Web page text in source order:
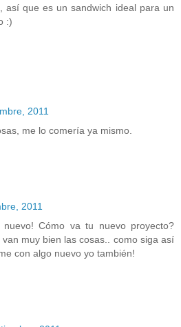
así que es un sandwich ideal para un
:)
2011
me lo comería ya mismo.
2011
nuevo! Cómo va tu nuevo proyecto?
muy bien las cosas.. como siga así
con algo nuevo yo también!